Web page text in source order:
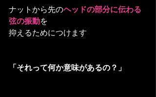
ナットから先のヘッドの部分に伝わる
弦の振動を
抑えるためにつけます
「それって何か意味があるの？」